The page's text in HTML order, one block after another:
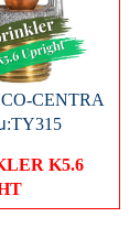
CENTRA
:TY315
K5.6